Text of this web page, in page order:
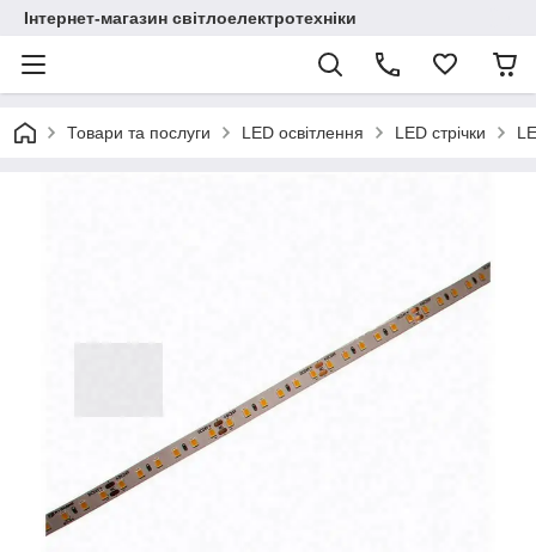
Інтернет-магазин світлоелектротехніки
Товари та послуги LED освітлення LED стрічки